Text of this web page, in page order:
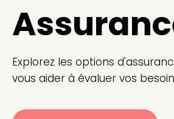
Explorez les options
vous aider à évaluer vos